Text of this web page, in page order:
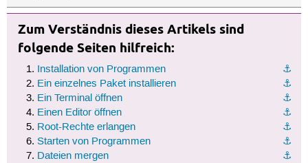
Zum Verständnis dieses Artikels sind
folgende Seiten hilfreich:
⚓︎
Installation von Programmen
⚓︎
Ein einzelnes Paket installieren
⚓︎
Ein Terminal öffnen
⚓︎
Einen Editor öffnen
⚓︎
Root-Rechte erlangen
⚓︎
Starten von Programmen
⚓︎
Dateien mergen